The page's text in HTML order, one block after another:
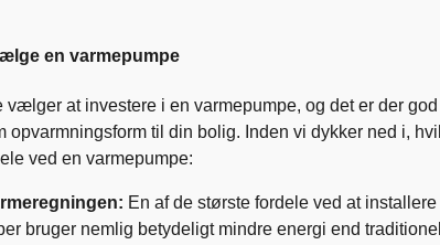
en varmepumpe
vælger at investere i en varmepumpe, og det er der
opvarmningsform til din bolig. Inden vi dykker ned i,
ved en varmepumpe:
En af de største fordele ved at
bruger nemlig betydeligt mindre energi end